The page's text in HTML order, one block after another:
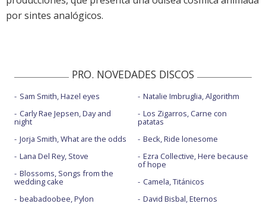
por sintes analógicos.
PRO. NOVEDADES DISCOS
Sam Smith, Hazel eyes
Carly Rae Jepsen, Day and
night
Jorja Smith, What are the odds
Lana Del Rey, Stove
Blossoms, Songs from the
wedding cake
beabadoobee, Pylon
Natalie Imbruglia, Algorithm
Los Zigarros, Carne con
patatas
Beck, Ride lonesome
Ezra Collective, Here because
of hope
Camela, Titánicos
David Bisbal, Eternos